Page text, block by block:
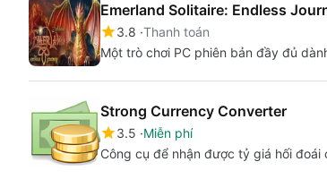
Emerland Solitaire: Endless
3.8 Thanh toán
Một trò chơi PC phiên bản đầy đủ
Strong Currency Converter
3.5 Miễn phí
Công cụ để nhận được tỷ giá hối đoái